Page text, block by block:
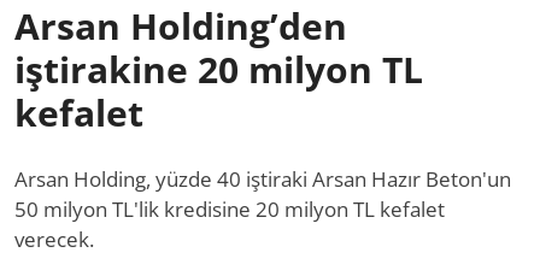
Arsan Holding’den
iştirakine 20 milyon TL
kefalet
Arsan Holding, yüzde 40 iştiraki Arsan Hazır Beton'un
50 milyon TL'lik kredisine 20 milyon TL kefalet
verecek.